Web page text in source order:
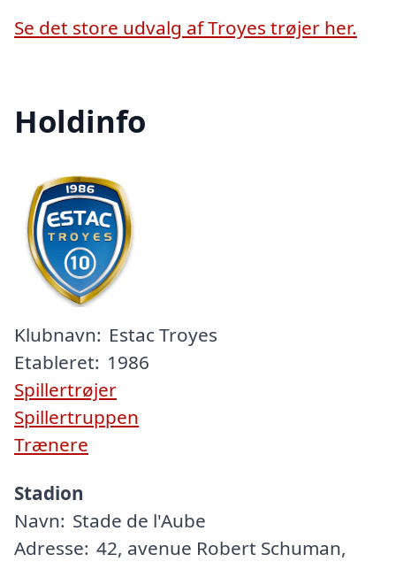
Se det store udvalg af Troyes trøjer her.
Holdinfo
Klubnavn: Estac Troyes
Etableret: 1986
Spillertrøjer
Spillertruppen
Trænere
Stadion
Navn: Stade de l'Aube
Adresse: 42, avenue Robert Schuman,